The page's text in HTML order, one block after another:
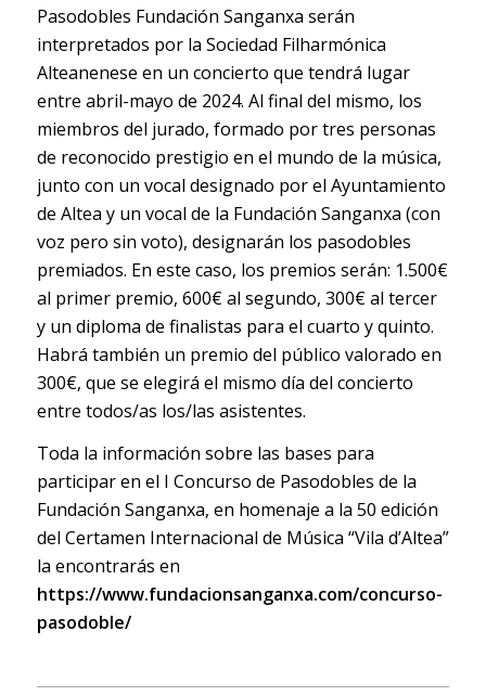
Pasodobles Fundación Sanganxa serán
interpretados por la Sociedad Filharmónica
Alteanenese en un concierto que tendrá lugar
entre abril-mayo de 2024. Al final del mismo, los
miembros del jurado, formado por tres personas
de reconocido prestigio en el mundo de la música,
junto con un vocal designado por el Ayuntamiento
de Altea y un vocal de la Fundación Sanganxa (con
voz pero sin voto), designarán los pasodobles
premiados. En este caso, los premios serán: 1.500€
al primer premio, 600€ al segundo, 300€ al tercer
y un diploma de finalistas para el cuarto y quinto.
Habrá también un premio del público valorado en
300€, que se elegirá el mismo día del concierto
entre todos/as los/las asistentes.
Toda la información sobre las bases para
participar en el I Concurso de Pasodobles de la
Fundación Sanganxa, en homenaje a la 50 edición
del Certamen Internacional de Música “Vila d’Altea”
la encontrarás en
https://www.fundacionsanganxa.com/concurso-
pasodoble/